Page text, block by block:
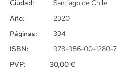
Ciudad:
Año:
Páginas:
ISBN:
Santiago de Chile
2020
304
978-956-00-1280-7
PVP:
30,00€